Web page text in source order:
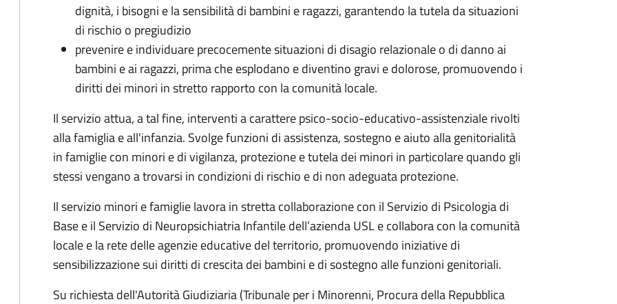
dignità, i bisogni e la sensibilità di bambini e ragazzi, garantendo la tutela da situazioni
di rischio o pregiudizio
prevenire e individuare precocemente situazioni di disagio relazionale o di danno ai
bambini e ai ragazzi, prima che esplodano e diventino gravi e dolorose, promuovendo i
diritti dei minori in stretto rapporto con la comunità locale.
Il servizio attua, a tal fine, interventi a carattere psico-socio-educativo-assistenziale rivolti
alla famiglia e all'infanzia. Svolge funzioni di assistenza, sostegno e aiuto alla genitorialità
in famiglie con minori e di vigilanza, protezione e tutela dei minori in particolare quando gli
stessi vengano a trovarsi in condizioni di rischio e di non adeguata protezione.
Il servizio minori e famiglie lavora in stretta collaborazione con il Servizio di Psicologia di
Base e il Servizio di Neuropsichiatria Infantile dell’azienda USL e collabora con la comunità
locale e la rete delle agenzie educative del territorio, promuovendo iniziative di
sensibilizzazione sui diritti di crescita dei bambini e di sostegno alle funzioni genitoriali.
Su richiesta dell'Autorità Giudiziaria (Tribunale per i Minorenni, Procura della Repubblica